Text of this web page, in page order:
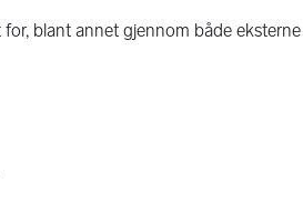
blant annet gjennom både